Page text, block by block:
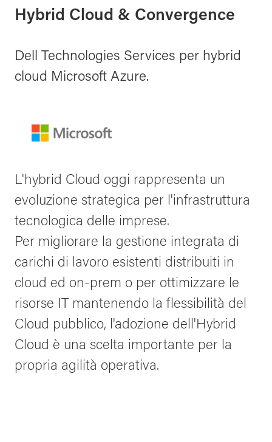
Hybrid Cloud & Convergence
Dell Technologies Services per hybrid
cloud Microsoft Azure.
L'hybrid Cloud oggi rappresenta un
evoluzione strategica per l'infrastruttura
tecnologica delle imprese.
Per migliorare la gestione integrata di
carichi di lavoro esistenti distribuiti in
cloud ed on-prem o per ottimizzare le
risorse IT mantenendo la flessibilità del
Cloud pubblico, l'adozione dell'Hybrid
Cloud è una scelta importante per la
propria agilità operativa.